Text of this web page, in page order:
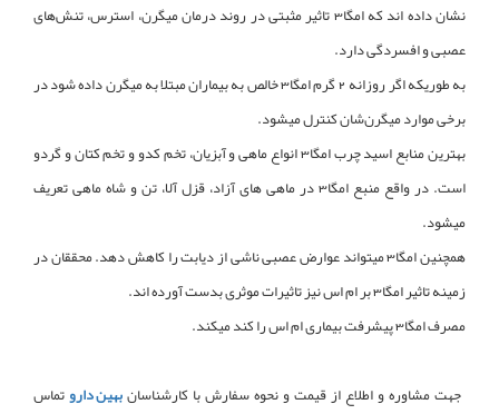
نشان داده اند که امگا3 تاثیر مثبتی در روند درمان میگرن، استرس، تنش‌های
عصبی و افسردگی دارد.
به طوریکه اگر روزانه 2 گرم امگا3 خالص به بیماران مبتلا به میگرن داده شود در
برخی موارد میگرن‌شان کنترل میشود.
بهترین منابع اسید چرب امگا3 انواع ماهی و آبزیان، تخم کدو و تخم کتان و گردو
است. در واقع منبع امگا3 در ماهی های آزاد، قزل آلا، تن و شاه ماهی تعریف
میشود.
همچنین امگا3 میتواند عوارض عصبی ناشی از دیابت را کاهش دهد. محققان در
زمینه تاثیر امگا3 بر ام اس نیز تاثیرات موثری بدست آورده اند.
مصرف امگا3 پیشرفت بیماری ام اس را کند میکند.
جهت مشاوره و اطلاع از قیمت و نحوه سفارش با کارشناسانبهین داروتماس